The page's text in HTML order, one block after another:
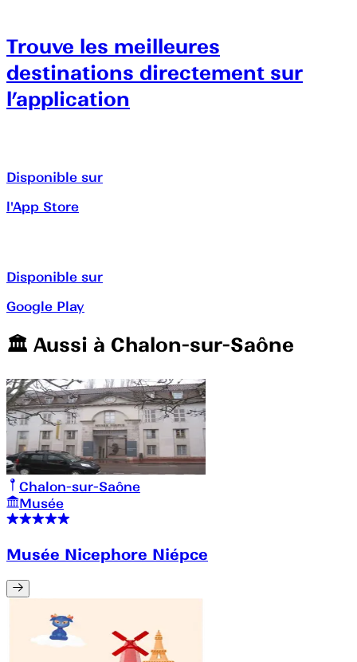
Trouve les meilleures
destinations directement sur
l’application
Disponible sur
l'App Store
Disponible sur
Google Play
🏛️️ Aussi à Chalon-sur-Saône
Chalon-sur-Saône
Musée
Musée Nicephore Niépce